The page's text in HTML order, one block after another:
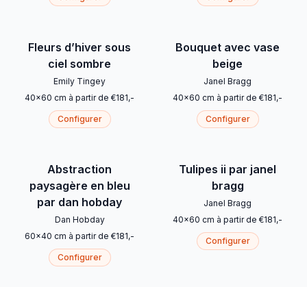
Fleurs d’hiver sous
ciel sombre
Emily Tingey
40x60 cm à partir de €181,-
Configurer
Bouquet avec vase
beige
Janel Bragg
40x60 cm à partir de €181,-
Configurer
Abstraction
paysagère en bleu
par dan hobday
Dan Hobday
60x40 cm à partir de €181,-
Configurer
Tulipes ii par janel
bragg
Janel Bragg
40x60 cm à partir de €181,-
Configurer